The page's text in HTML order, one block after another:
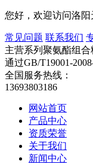
您好，欢迎访问洛
常见问题 联系我们
主营系列聚氨酯组
通过GB/T19001-
全国服务热线：
13693803186
网站首页
产品中心
资质荣誉
关于我们
新闻中心